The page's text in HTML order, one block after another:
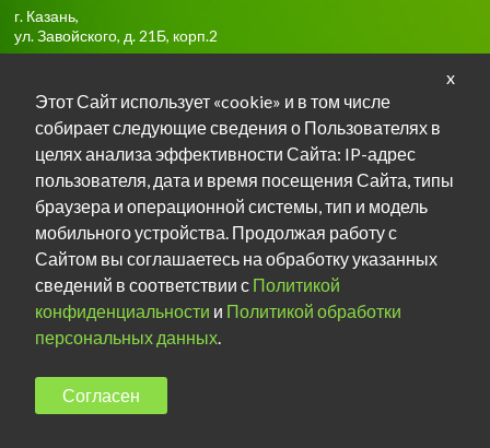
г. Казань,
ул. Завойского, д. 21Б, корп.2
Тел:+7-917-918-85-16
Задать вопрос о занятиях в TG
Задать вопрос о занятиях в Max
Мы в ВКонтакте
Copyright © 2013-2016 Школа раннего развития "Вместе с
мамой"Политика конфиденциальности
x
Этот Сайт использует «cookie» и в том числе
собирает следующие сведения о Пользователях в
целях анализа эффективности Сайта: IP-адрес
пользователя, дата и время посещения Сайта, типы
браузера и операционной системы, тип и модель
мобильного устройства. Продолжая работу с
Сайтом вы соглашаетесь на обработку указанных
сведений в соответствии с Политикой
конфиденциальности и Политикой обработки
персональных данных.
Согласен